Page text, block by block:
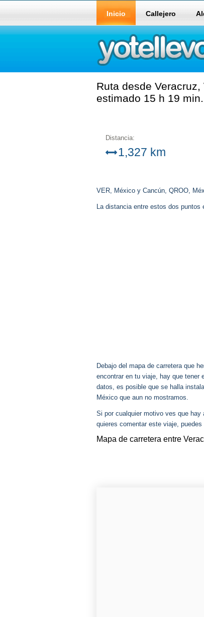
Inicio Callejero
Ruta desde
estimado 15 h 19 min.
Distancia:
1,327 km
VER, México y Cancún, QROO,
La distancia entre estos dos puntos
Debajo del mapa de carretera que
encontrar en tu viaje, hay que tener
datos, es posible que se halla
México que aun no mostramos.
Si por cualquier motivo ves que
quieres comentar este viaje,
Mapa de carretera entre